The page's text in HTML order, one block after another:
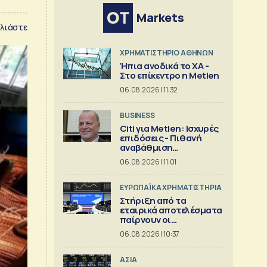
Markets
XΡΗΜΑΤΙΣΤΗΡΙΟ ΑΘΗΝΩΝ
Ήπια ανοδικά το ΧΑ -
Στο επίκεντρο η Metlen
06.08.2026 | 11:32
BUSINESS
Citi για Metlen: Ισχυρές
επιδόσεις - Πιθανή
αναβάθμιση
προβλέψεων
06.08.2026 | 11:01
ΕΥΡΩΠΑΪΚΑ ΧΡΗΜΑΤΙΣΤΗΡΙΑ
Στήριξη από τα
εταιρικά αποτελέσματα
παίρνουν οι
ευρωαγορές
06.08.2026 | 10:37
ΑΣΙΑ